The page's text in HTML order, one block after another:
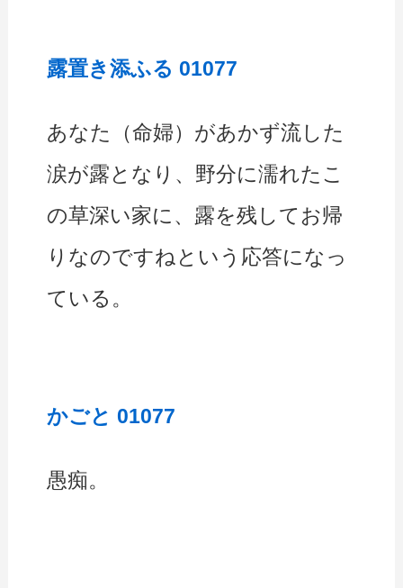
露置き添ふる 01077
あなた（命婦）があかず流した
涙が露となり、野分に濡れたこ
の草深い家に、露を残してお帰
りなのですねという応答になっ
ている。
かごと 01077
愚痴。